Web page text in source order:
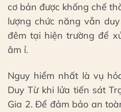
cơ bản được khống chế
lượng chức năng vẫn
đêm tại hiện trường để
âm ỉ.
Nguy hiểm nhất là vụ
Duy Từ khi lửa tiến sát
Gia 2. Để đảm bảo an